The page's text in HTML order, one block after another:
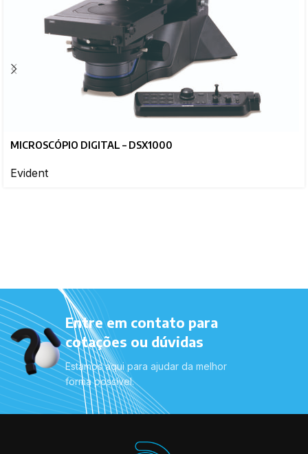
MICROSCÓPIO DIGITAL – DSX1000
Evident
Entre em contato para
cotações ou dúvidas
Estamos aqui para ajudar da melhor
forma possível.